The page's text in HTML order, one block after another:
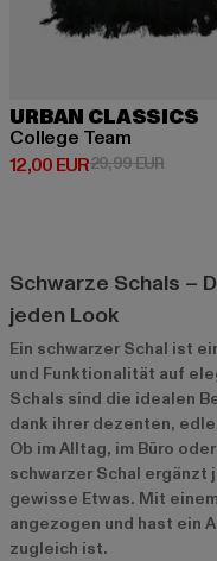
URBAN CLASSICS
College Team
12,00 EUR
Derzeitiger Preis: 12,00
29,99 EUR
Schwarze Schals –
jeden Look
Ein schwarzer Schal ist
und Funktionalität auf
Schals sind die idealen
dank ihrer dezenten,
Ob im Alltag, im Büro
schwarzer Schal ergänzt
gewisse Etwas. Mit
angezogen und hast ein
zugleich ist.